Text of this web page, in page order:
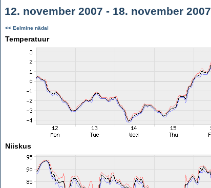
12. november 2007 - 18. november 2007
<< Eelmine nädal
Temperatuur
Niiskus